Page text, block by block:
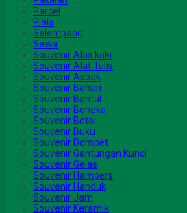
Parcel
Piala
Selempang
Sewa
Souvenir Alas kaki
Souvenir Alat Tulis
Souvenir Asbak
Souvenir Bahan
Souvenir Bantal
Souvenir Boneka
Souvenir Botol
Souvenir Buku
Souvenir Dompet
Souvenir Gantungan Kunci
Souvenir Gelas
Souvenir Hampers
Souvenir Handuk
Souvenir Jam
Souvenir Keramik